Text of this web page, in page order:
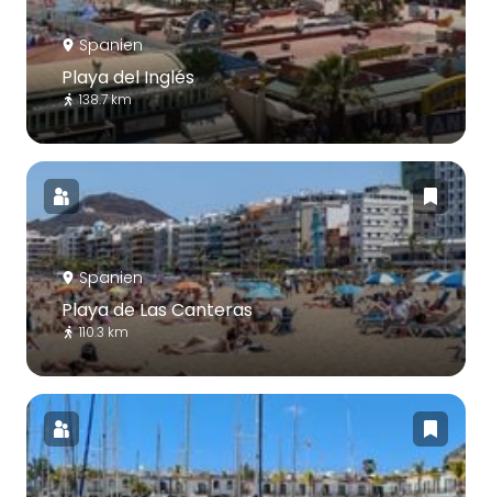
Spanien
Playa del Inglés
138.7 km
Spanien
Playa de Las Canteras
110.3 km